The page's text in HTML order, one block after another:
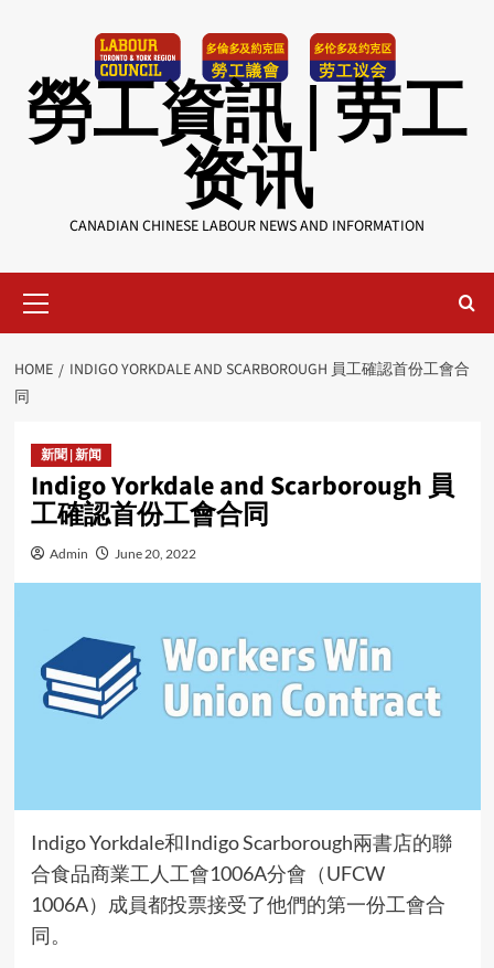
勞工資訊 | 劳工
资讯
CANADIAN CHINESE LABOUR NEWS AND INFORMATION
Menu
HOME
INDIGO YORKDALE AND SCARBOROUGH 員工確認首份工會合
同
新聞 | 新闻
Indigo Yorkdale and Scarborough 員
工確認首份工會合同
Admin June 20, 2022
Indigo Yorkdale和Indigo Scarborough兩書店的聯
合食品商業工人工會1006A分會（UFCW
1006A）成員都投票接受了他們的第一份工會合
同。